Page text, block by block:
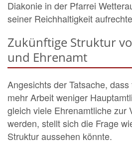
Diakonie in der Pfarrei
seiner Reichhaltigkeit
Zukünftige Struktur
und Ehrenamt
Angesichts der Tatsache,
mehr Arbeit weniger
gleich viele Ehrenamtliche zur
werden, stellt sich die Frage
Struktur aussehen könnte.